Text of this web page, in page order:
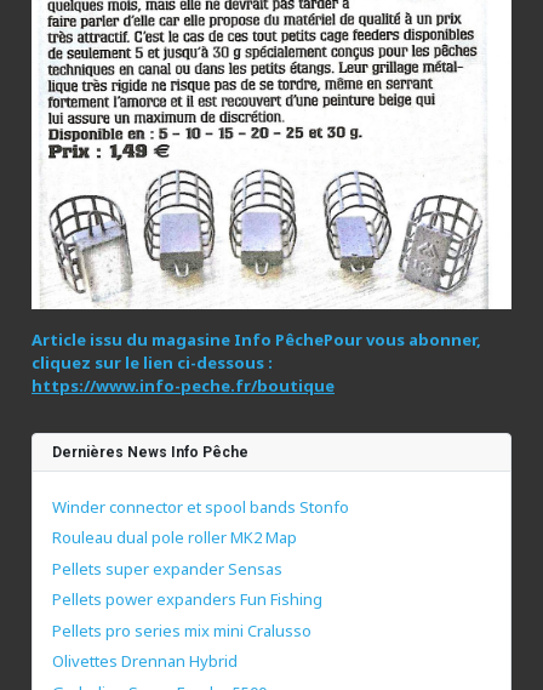
Article issu du magasine Info PêchePour vous abonner,
cliquez sur le lien ci-dessous :
https://www.info-peche.fr/boutique
Dernières News Info Pêche
Winder connector et spool bands Stonfo
Rouleau dual pole roller MK2 Map
Pellets super expander Sensas
Pellets power expanders Fun Fishing
Pellets pro series mix mini Cralusso
Olivettes Drennan Hybrid